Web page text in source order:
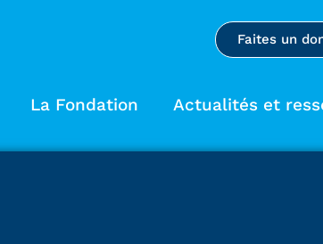
Faites un
La Fondation Actualités et